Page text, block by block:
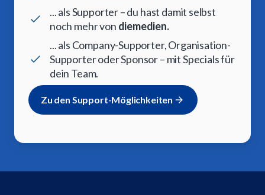
... als Supporter – du hast damit selbst
noch mehr von diemedien.
... als Company-Supporter, Organisation-
Supporter oder Sponsor – mit Specials für
dein Team.
Zu den Support-Möglichkeiten